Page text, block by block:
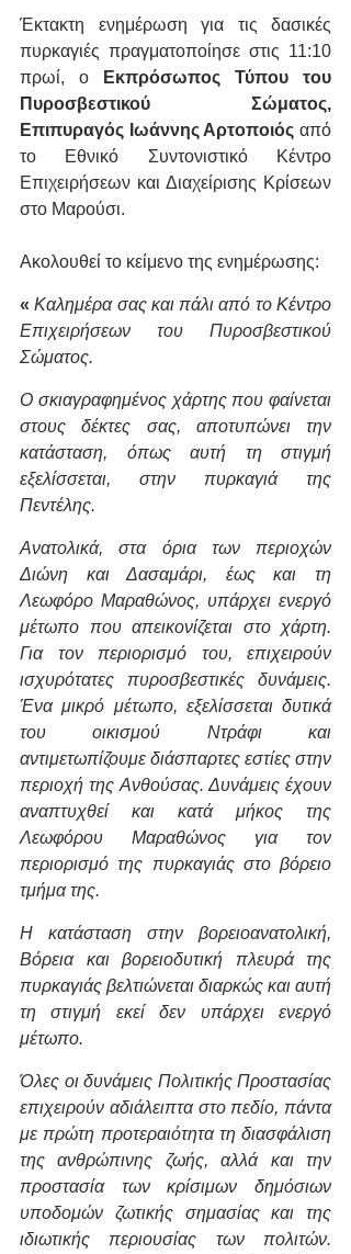
Έκτακτη ενημέρωση για τις δασικές
πυρκαγιές πραγματοποίησε στις 11:10
πρωί, ο
Εκπρόσωπος Τύπου του
Πυροσβεστικού Σώματος,
Επιπυραγός Ιωάννης Αρτοποιός από
το Εθνικό Συντονιστικό Κέντρο
Επιχειρήσεων και Διαχείρισης Κρίσεων
στο Μαρούσι.
Ακολουθεί το κείμενο της ενημέρωσης:
« Καλημέρα σας και πάλι από το Κέντρο
Επιχειρήσεων του Πυροσβεστικού
Σώματος.
Ο σκιαγραφημένος χάρτης που φαίνεται
στους δέκτες σας, αποτυπώνει την
κατάσταση, όπως αυτή τη στιγμή
εξελίσσεται, στην πυρκαγιά της
Πεντέλης.
Ανατολικά, στα όρια των περιοχών
Διώνη και Δασαμάρι, έως και τη
Λεωφόρο Μαραθώνος, υπάρχει ενεργό
μέτωπο που απεικονίζεται στο χάρτη.
Για τον περιορισμό του, επιχειρούν
ισχυρότατες πυροσβεστικές δυνάμεις.
Ένα μικρό μέτωπο, εξελίσσεται δυτικά
του οικισμού Ντράφι και
αντιμετωπίζουμε διάσπαρτες εστίες στην
περιοχή της Ανθούσας. Δυνάμεις έχουν
αναπτυχθεί και κατά μήκος της
Λεωφόρου Μαραθώνος για τον
περιορισμό της πυρκαγιάς στο βόρειο
τμήμα της.
Η κατάσταση στην βορειοανατολική,
Βόρεια και βορειοδυτική πλευρά της
πυρκαγιάς βελτιώνεται διαρκώς και αυτή
τη στιγμή εκεί δεν υπάρχει ενεργό
μέτωπο.
Όλες οι δυνάμεις Πολιτικής Προστασίας
επιχειρούν αδιάλειπτα στο πεδίο, πάντα
με πρώτη προτεραιότητα τη διασφάλιση
της ανθρώπινης ζωής, αλλά και την
προστασία των κρίσιμων δημόσιων
υποδομών ζωτικής σημασίας και της
ιδιωτικής περιουσίας των πολιτών.